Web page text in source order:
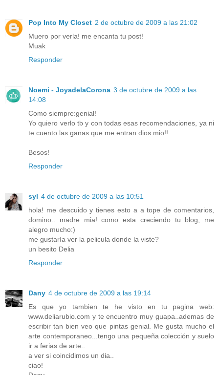
Pop Into My Closet 2 de octubre de 2009 a las 21:02
Muero por verla! me encanta tu post!
Muak
Responder
Noemi - JoyadelaCorona 3 de octubre de 2009 a las
14:08
Como siempre:genial!
Yo quiero verlo tb y con todas esas recomendaciones, ya ni
te cuento las ganas que me entran dios mio!!
Besos!
Responder
syl 4 de octubre de 2009 a las 10:51
hola! me descuido y tienes esto a a tope de comentarios,
domino.. madre mia! como esta creciendo tu blog, me
alegro mucho:)
me gustaría ver la pelicula donde la viste?
un besito Delia
Responder
Dany 4 de octubre de 2009 a las 19:14
Es que yo tambien te he visto en tu pagina web:
www.deliarubio.com y te encuentro muy guapa..ademas de
escribir tan bien veo que pintas genial. Me gusta mucho el
arte contemporaneo...tengo una pequeña colección y suelo
ir a ferias de arte..
a ver si coincidimos un dia..
ciao!